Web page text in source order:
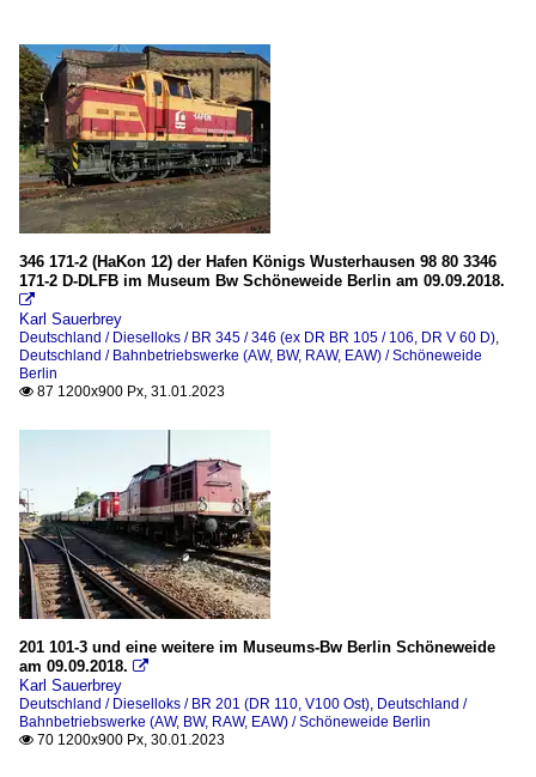
346 171-2 (HaKon 12) der Hafen Königs Wusterhausen 98 80 3346
171-2 D-DLFB im Museum Bw Schöneweide Berlin am 09.09.2018.

Karl Sauerbrey
Deutschland / Dieselloks / BR 345 / 346 (ex DR BR 105 / 106, DR V 60 D),
Deutschland / Bahnbetriebswerke (AW, BW, RAW, EAW) / Schöneweide
Berlin
 87 1200x900 Px, 31.01.2023
201 101-3 und eine weitere im Museums-Bw Berlin Schöneweide
am 09.09.2018. 
Karl Sauerbrey
Deutschland / Dieselloks / BR 201 (DR 110, V100 Ost), Deutschland /
Bahnbetriebswerke (AW, BW, RAW, EAW) / Schöneweide Berlin
 70 1200x900 Px, 30.01.2023